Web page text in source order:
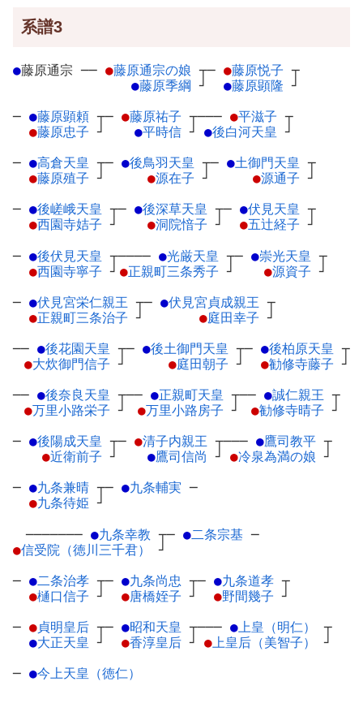
系譜3
●藤原通宗 ── ●藤原通宗の娘 ┬
●藤原季綱 ┘
─ ●藤原悦子 ┬
●藤原顕隆 ┘
─ ●藤原顕頼 ┬
●藤原忠子 ┘
─ ●藤原祐子 ┬
●平時信 ┘
─── ●平滋子 ┬
●後白河天皇 ┘
─ ●高倉天皇 ┬
●藤原殖子 ┘
─ ●後鳥羽天皇 ┬
●源在子 ┘
─ ●土御門天皇 ┬
●源通子 ┘
─ ●後嵯峨天皇 ┬
●西園寺姞子 ┘
─ ●後深草天皇 ┬
●洞院愔子 ┘
─ ●伏見天皇 ┬
●五辻経子 ┘
─ ●後伏見天皇 ┬
●西園寺寧子 ┘
──── ●光厳天皇 ┬
●正親町三条秀子 ┘
─ ●崇光天皇 ┬
●源資子 ┘
─ ●伏見宮栄仁親王 ┬
●正親町三条治子 ┘
─ ●伏見宮貞成親王 ┬
●庭田幸子 ┘
── ●後花園天皇 ┬
●大炊御門信子 ┘
─ ●後土御門天皇 ┬
●庭田朝子 ┘
─ ●後柏原天皇 ┬
●勧修寺藤子 ┘
── ●後奈良天皇 ┬
●万里小路栄子 ┘
── ●正親町天皇 ┬
●万里小路房子 ┘
── ●誠仁親王 ┬
●勧修寺晴子 ┘
─ ●後陽成天皇 ┬
●近衛前子 ┘
─ ●清子内親王 ┬
●鷹司信尚 ┘
─── ●鷹司教平 ┬
●冷泉為満の娘 ┘
─ ●九条兼晴 ┬
●九条待姫 ┘
─ ●九条輔実 ─
─────── ●九条幸教 ┬
●信受院（徳川三千君） ┘
─ ●二条宗基 ─
─ ●二条治孝 ┬
●樋口信子 ┘
─ ●九条尚忠 ┬
●唐橋姪子 ┘
─ ●九条道孝 ┬
●野間幾子 ┘
─ ●貞明皇后 ┬
●大正天皇 ┘
─ ●昭和天皇 ┬
●香淳皇后 ┘
─── ●上皇（明仁）
┬
●上皇后（美智子） ┘
─ ●今上天皇（徳仁）